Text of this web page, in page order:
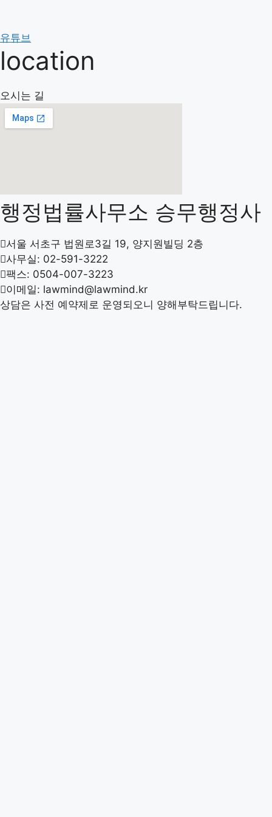
츠
로
건
뛰
승무 소개
구성원 소개
승무 서비스
유튜브
location
오시는 길
행정법률사무소 승무행정사
서울 서초구 법원로3길 19, 양지원빌딩 2층
사무실: 02-591-3222
팩스: 0504-007-3223
이메일: lawmind@lawmind.kr
상담은 사전 예약제로 운영되오니 양해부탁드립니다.